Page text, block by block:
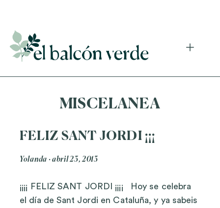
MISCELANEA
FELIZ SANT JORDI ¡¡¡
Yolanda abril 23, 2013
¡¡¡¡ FELIZ SANT JORDI ¡¡¡¡ Hoy se celebra
el día de Sant Jordi en Cataluña, y ya sabeis